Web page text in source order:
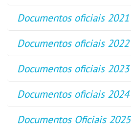
Documentos oficiais 2021
Documentos oficiais 2022
Documentos oficiais 2023
Documentos oficiais 2024
Documentos Oficiais 2025